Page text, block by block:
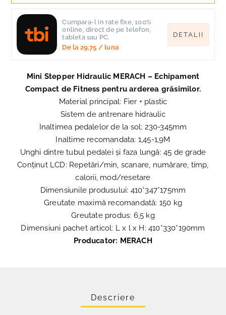
Cumpara-l in rate fixe, 100%
online, direct de pe telefon,
tableta sau PC.
De la 29,75 / luna
DETALII
Mini Stepper Hidraulic MERACH – Echipament
Compact de Fitness pentru arderea grăsimilor.
Material principal: Fier + plastic
Sistem de antrenare hidraulic
Inaltimea pedalelor de la sol: 230-345mm
Inaltime recomandata: 1,45-1,9M
Unghi dintre tubul pedalei și faza lungă: 45 de grade
Conținut LCD: Repetări/min, scanare, numărare, timp,
calorii, mod/resetare
Dimensiunile produsului: 410*347*175mm
Greutate maximă recomandată: 150 kg
Greutate produs: 6,5 kg
Dimensiuni pachet articol: L x l x H: 410*330*190mm
Producator: MERACH
Descriere